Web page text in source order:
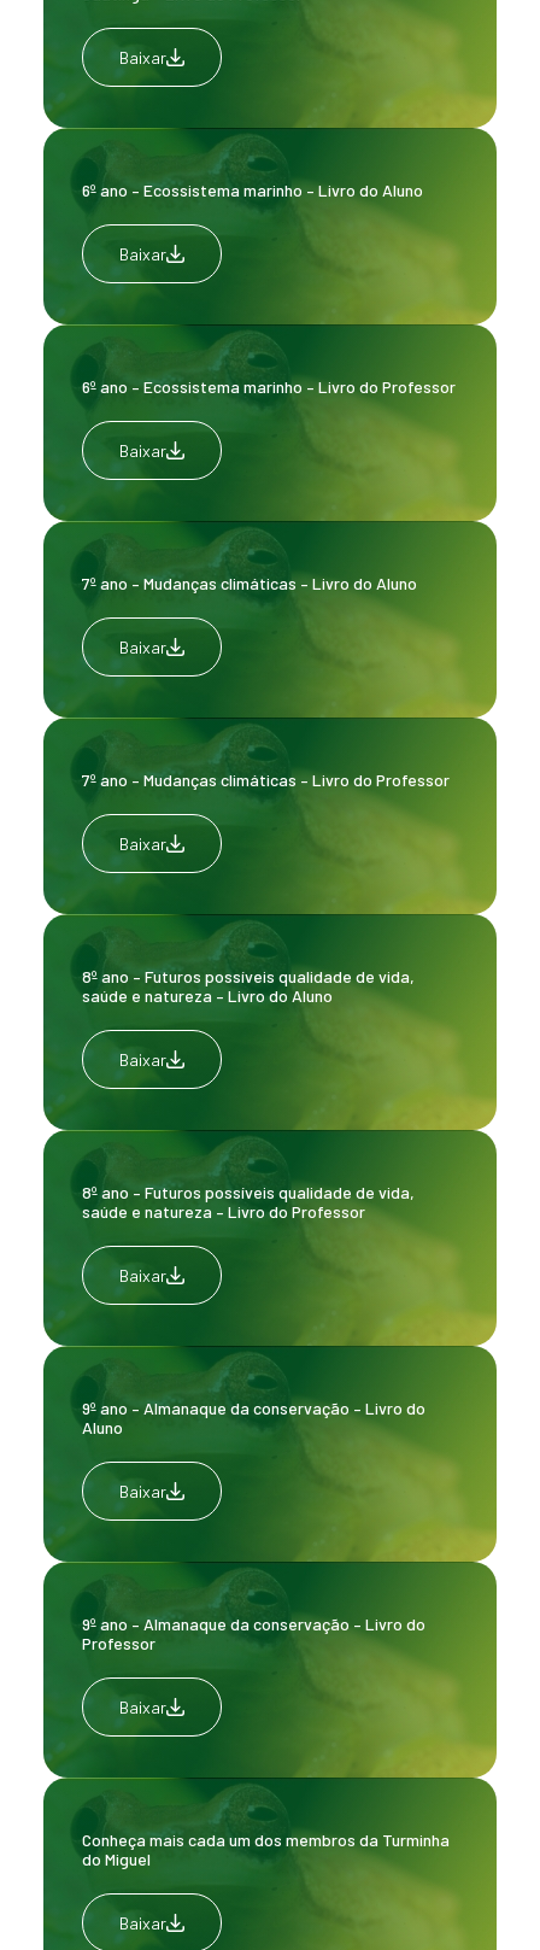
Baixar
6º ano – Ecossistema marinho – Livro do Aluno
Baixar
6º ano – Ecossistema marinho – Livro do Professor
Baixar
7º ano – Mudanças climáticas – Livro do Aluno
Baixar
7º ano – Mudanças climáticas – Livro do Professor
Baixar
8º ano – Futuros possíveis qualidade de vida,
saúde e natureza – Livro do Aluno
Baixar
8º ano – Futuros possíveis qualidade de vida,
saúde e natureza – Livro do Professor
Baixar
9º ano – Almanaque da conservação – Livro do
Aluno
Baixar
9º ano – Almanaque da conservação – Livro do
Professor
Baixar
Conheça mais cada um dos membros da Turminha
do Miguel
Baixar